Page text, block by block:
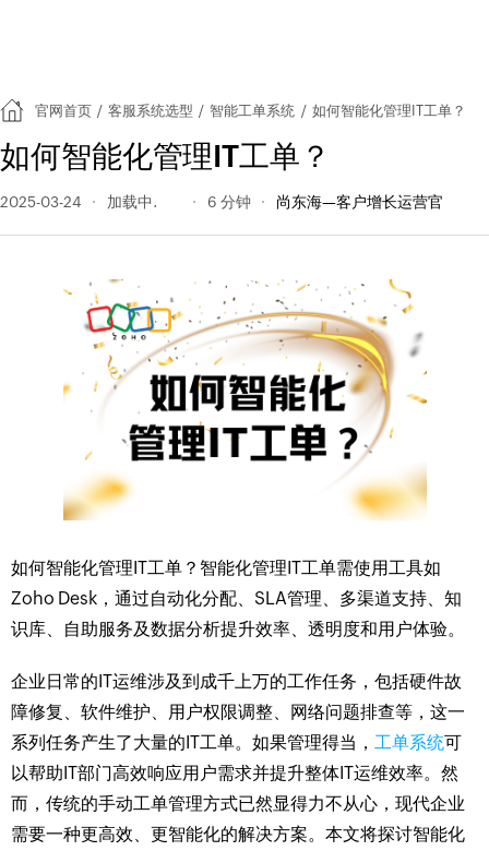
官网首页 / 客服系统选型 / 智能工单系统 / 如何智能化管理IT工单？
如何智能化管理IT工单？
2025-03-24 192 阅读量 6 分钟 尚东海—客户增长运营官
如何智能化管理IT工单？智能化管理IT工单需使用工具如
Zoho Desk，通过自动化分配、SLA管理、多渠道支持、知
识库、自助服务及数据分析提升效率、透明度和用户体验。
企业日常的IT运维涉及到成千上万的工作任务，包括硬件故
障修复、软件维护、用户权限调整、网络问题排查等，这一
系列任务产生了大量的IT工单。如果管理得当， 工单系统可
以帮助IT部门高效响应用户需求并提升整体IT运维效率。然
而，传统的手动工单管理方式已然显得力不从心，现代企业
需要一种更高效、更智能化的解决方案。本文将探讨智能化